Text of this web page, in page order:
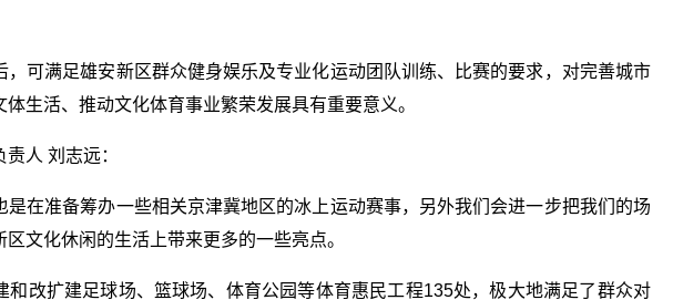
，可满足雄安新区群众健身娱乐及专业化运动团队训练、比赛的要求，对完善城市
生活、推动文化体育事业繁荣发展具有重要意义。
人 刘志远：
是在准备筹办一些相关京津冀地区的冰上运动赛事，另外我们会进一步把我们的场
文化休闲的生活上带来更多的一些亮点。
和改扩建足球场、篮球场、体育公园等体育惠民工程135处，极大地满足了群众对